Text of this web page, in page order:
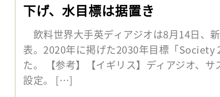
下げ、水目標は据置き
飲料世界大手英ディアジオは8月14日、
表。2020年に掲げた2030年目標「Society
た。 【参考】【イギリス】ディアジオ、
設定。 […]